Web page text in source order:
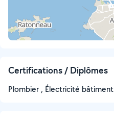
Certifications / Diplômes
Plombier , Électricité bâtiment